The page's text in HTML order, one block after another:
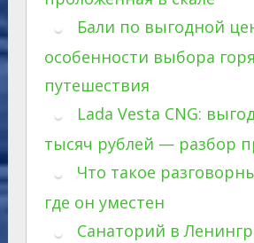
Бали по выгодной
особенности выбора
путешествия
Lada Vesta CNG:
тысяч рублей — разбор
Что такое
где он уместен
Санаторий в